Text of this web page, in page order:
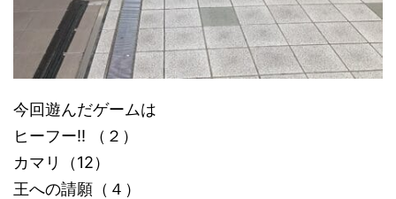
今回遊んだゲームは
ヒーフー!! （２）
カマリ（12）
王への請願（４）